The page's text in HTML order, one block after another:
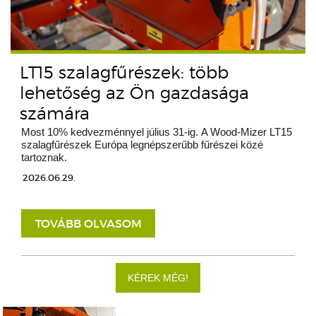
LT15 szalagfűrészek: több
lehetőség az Ön gazdasága
számára
Most 10% kedvezménnyel július 31-ig. A Wood-Mizer LT15
szalagfűrészek Európa legnépszerűbb fűrészei közé
tartoznak.
2026.06.29.
TOVÁBB OLVASOM
KÉREK MÉG!